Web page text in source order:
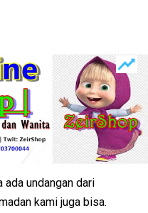
ada undangan dari
kami juga bisa.